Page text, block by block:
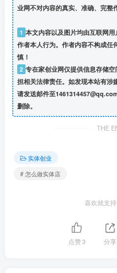
业网不对内容的真实、准确、完整
1 本文内容以及图片均由互联网
作者本人行为。作者内容不构成任
慎！
2 专在家创业网仅提供信息存储
担相关法律责任。如发现本站有涉
请发送邮件至
删除。
THE
实体创业
# 怎么做实体店
喜欢就支
点赞3 分享